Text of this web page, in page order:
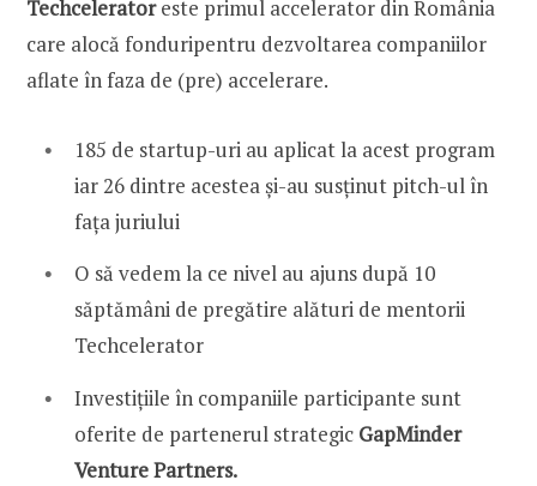
Techceleratoreste primul accelerator din România
care alocă fonduripentru dezvoltarea companiilor
aflate în faza de (pre) accelerare.
185 de startup-uri au aplicat la acest program
iar 26 dintre acestea și-au susținut pitch-ul în
fața juriului
O să vedem la ce nivel au ajuns după 10
săptămâni de pregătire alături de mentorii
Techcelerator
Investițiile în companiile participante sunt
oferite de partenerul strategic GapMinder
Venture Partners.